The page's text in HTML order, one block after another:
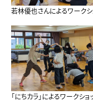
若林優也さんによるワークシ
「にちカラ」によるワークショ